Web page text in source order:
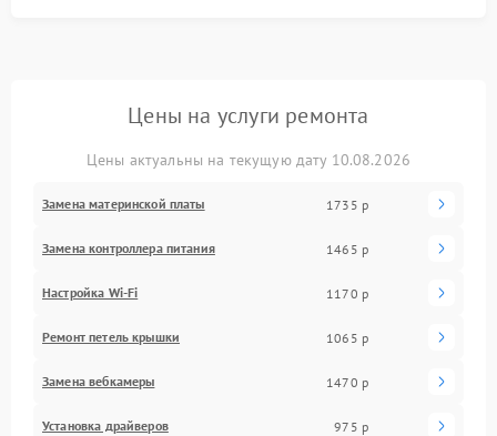
Цены на услуги ремонта
Цены актуальны на текущую дату 10.08.2026
Замена материнской платы 1735 р
Замена контроллера питания 1465 р
Настройка Wi-Fi 1170 р
Ремонт петель крышки 1065 р
Замена вебкамеры 1470 р
Установка драйверов 975 р